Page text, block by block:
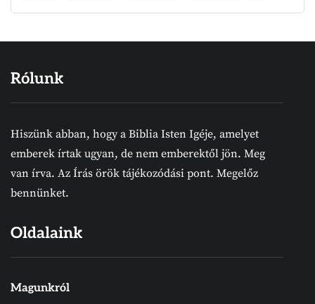
Rólunk
Hiszünk abban, hogy a Biblia Isten Igéje, amelyet
emberek írtak ugyan, de nem emberektől jön. Meg
van írva. Az Írás örök tájékozódási pont. Megelőz
bennünket.
Oldalaink
Magunkról